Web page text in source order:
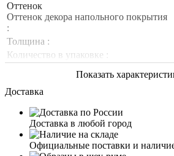
Оттенок
Оттенок декора напольного покрытия
:
Толщина :
Количество в упаковке :
Показать
Доставка
Доставка в любой город
Официальные поставки и